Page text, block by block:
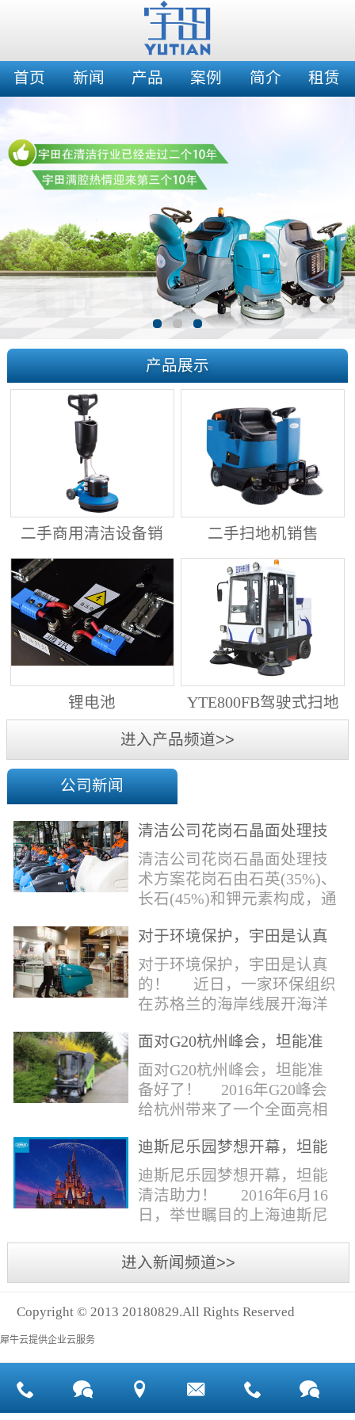
首页 新闻 产品 案例 简介 租赁
产品展示
二手商用清洁设备销
二手扫地机销售
锂电池
YTE800FB驾驶式扫地
进入产品频道>>
公司新闻
清洁公司花岗石晶面处理技
术方案
清洁公司花岗石晶面处理技
术方案花岗石由石英(35%)、
长石(45%)和钾元素构成，通
含有极少量的方解石，表面
能看出具有矿物颗粒的结晶
体，硬度比大理石硬，硬度
在6.5左右。维护比大理石容
染，花岗石的种类根据石英,
同。清洁公司花岗石晶面处
理技术方案有如下要点：
一、清洁设备、工具石材翻
新机、石材晶面处理机、吸
水吸尘器、吹风机、花岗
石...
对于环境保护，宇田是认真
的！
对于环境保护，宇田是认真
的！ 近日，一家环保组织
在苏格兰的海岸线展开海洋
洋塑料垃圾对英国海洋生物
所带来的影响。他们发现至
少有30个海滩存在塑料污染
的情况。 该组织发动当地
动中，希望以此提高公众对
理想中，大海...
面对G20杭州峰会，坦能准
备好了！
面对G20杭州峰会，坦能准
备好了！ 2016年G20峰会
给杭州带来了一个全面亮相
球国际组织和世界人民检阅
的一次大考。多国元首齐聚
杭州，在欣赏美丽西湖景色
的同事，第一印象就是杭州
览城是本次峰会举办的核心
区域，主要囊括了奥体中
心、国际博览中心、超高层
双塔酒店和地铁上盖物业，
迪斯尼乐园梦想开幕，坦能
清洁助力！
迪斯尼乐园梦想开幕，坦能
清洁助力！ 2016年6月16
日，举世瞩目的上海迪斯尼
奇想花园、探险岛、宝藏
湾、明日世界和梦幻世界，
开神秘面纱。根据迪斯尼官
球接待人数最多的迪斯尼乐
园！ 位于浦东新区川...
进入新闻频道>>
Copyright © 2013 20180829.All Rights Reserved
犀牛云提供企业云服务